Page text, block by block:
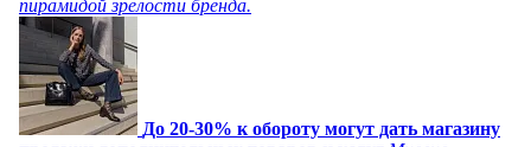
пирамидой зрелости бренда.
До 20-30% к обороту могут дать магазину